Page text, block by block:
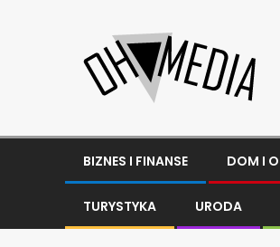
BIZNES I FINANSE DOM I
TURYSTYKA URODA